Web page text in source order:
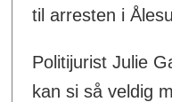
til arresten i
Politijurist Julie
kan si så veldig